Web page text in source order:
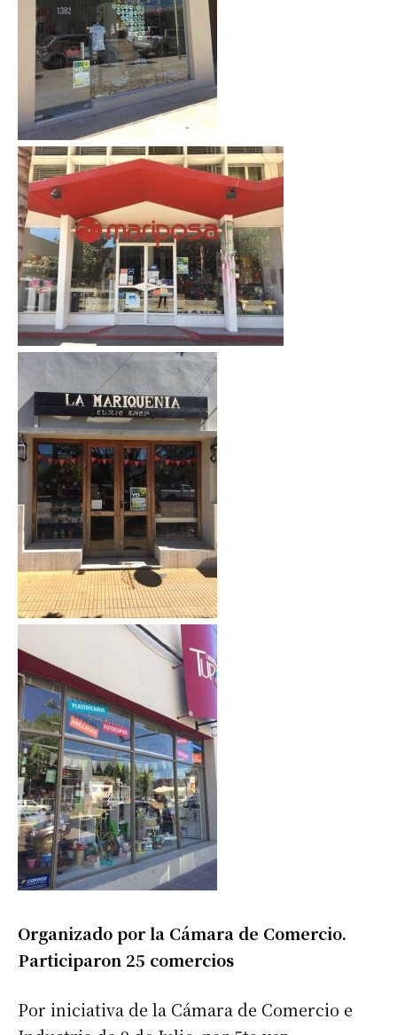
Organizado por la Cámara de Comercio.
Participaron 25 comercios
Por iniciativa de la Cámara de Comercio e